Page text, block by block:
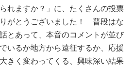
れますか？」に、たくさんの投票
がとうございました！ 普段はな
とあって、本音のコメントが並び
いるか地方から遠征するか、応援
きく変わってくる、興味深い結果